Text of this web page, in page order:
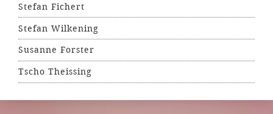
Stefan Fichert
Stefan Wilkening
Susanne Forster
Tscho Theissing